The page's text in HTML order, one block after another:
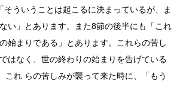
そういうことは起こるに決まっているが、ま
い」とあります。また8節の後半にも「これ
始まりである」とあります。これらの苦し
はなく、世の終わりの始まりを告げている
これ らの苦しみが襲って来た時に、「もう